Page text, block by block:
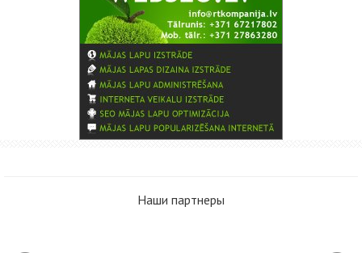
Наши партнеры